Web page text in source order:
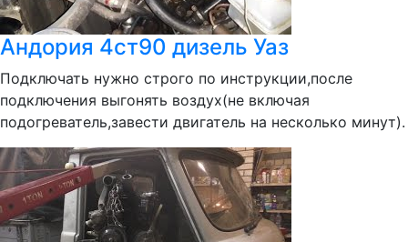
Андория 4ст90 дизель Уаз
Подключать нужно строго по инструкции,после
подключения выгонять воздух(не включая
подогреватель,завести двигатель на несколько минут).